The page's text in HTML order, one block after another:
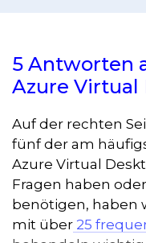
5 Antworten
Azure Virtual
Auf der rechten
fünf der am
Azure Virtual
Fragen haben
benötigen, haben
mit über 25